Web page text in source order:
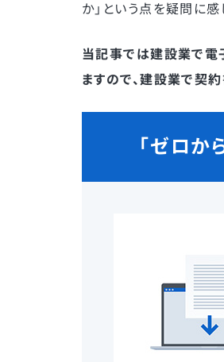
か」という点を疑問に
当記事では建設業で電
ますので、建設業で契
「ゼロか